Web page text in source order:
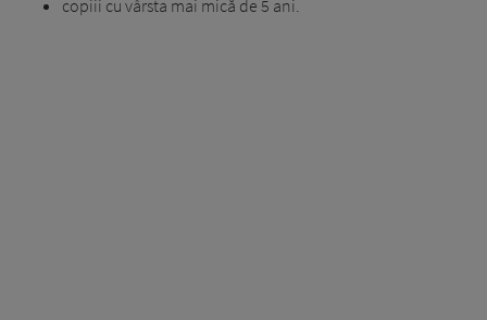
copiii cu vârsta mai mică de 5 ani.